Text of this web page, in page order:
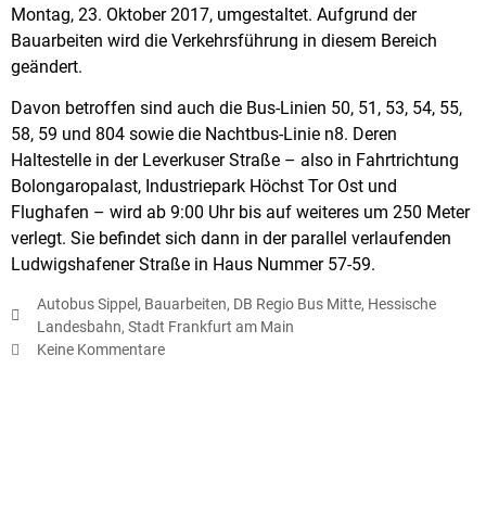
Montag, 23. Oktober 2017, umgestaltet. Aufgrund der
Bauarbeiten wird die Verkehrsführung in diesem Bereich
geändert.
Davon betroffen sind auch die Bus-Linien 50, 51, 53, 54, 55,
58, 59 und 804 sowie die Nachtbus-Linie n8. Deren
Haltestelle in der Leverkuser Straße – also in Fahrtrichtung
Bolongaropalast, Industriepark Höchst Tor Ost und
Flughafen – wird ab 9:00 Uhr bis auf weiteres um 250 Meter
verlegt. Sie befindet sich dann in der parallel verlaufenden
Ludwigshafener Straße in Haus Nummer 57-59.
Autobus Sippel , Bauarbeiten, DB Regio Bus Mitte, Hessische
Landesbahn, Stadt Frankfurt am Main
Keine Kommentare